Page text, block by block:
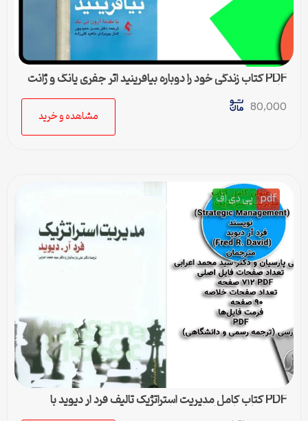
PDF کتاب زندگی خود را دوباره بیافرینید اثر جفری یانگ و ژانت
کلوسکو
80,000
مشاهده و خرید
pdf پی دی اف
PDF کتاب کامل مدیریت استراتژیک تالیف فرد ار دیوید با
ترجمه پارسیان و اعرابی + خلاصه